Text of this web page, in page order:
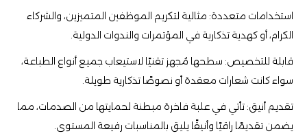
استخدامات متعددة: مثالية لتكريم الموظفين المتميزين، والشركاء
الكرام، أو كهدية تذكارية في المؤتمرات والندوات الدولية.
قابلة للتخصيص: سطحها مُجهز تقنيًا لاستيعاب جميع أنواع الطباعة،
سواء كانت شعارات معقدة أو نصوصًا تذكارية طويلة.
تقديم أنيق: تأتي في علبة فاخرة مبطنة لحمايتها من الصدمات، مما
يضمن تقديمًا راقيًا وأنيقًا يليق بالمناسبات رفيعة المستوى.